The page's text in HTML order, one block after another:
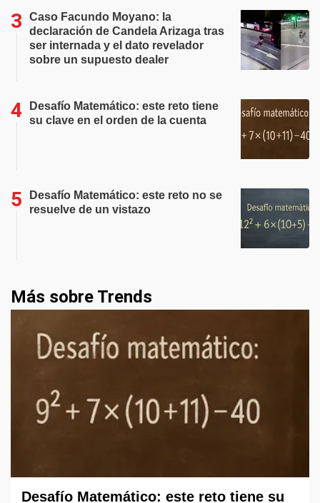
Caso Facundo Moyano: la
declaración de Candela Arizaga tras
ser internada y el dato revelador
sobre un supuesto dealer
Desafío Matemático: este reto tiene
su clave en el orden de la cuenta
Desafío Matemático: este reto no se
resuelve de un vistazo
Más sobre Trends
Desafío Matemático: este reto tiene su